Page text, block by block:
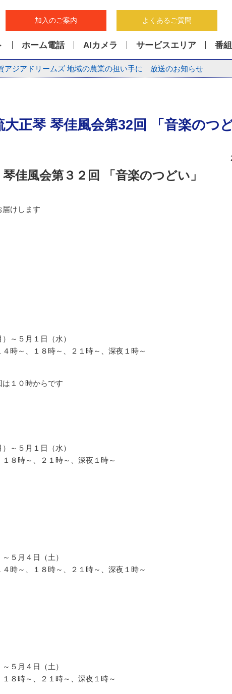
加入のご案内 よくあるご質問
ホーム電話 AIカメラ サービスエリア 番
アジアドリームズ 地域の農業の担い手に 放送のお知らせ
大正琴 琴佳風会第32回 「音楽のつど
佳風会第３２回 「音楽のつどい」
届けします
～５月１日（水）
時～、１８時～、２１時～、深夜１時～
１０時からです
～５月１日（水）
１８時～、２１時～、深夜１時～
５月４日（土）
時～、１８時～、２１時～、深夜１時～
５月４日（土）
１８時～、２１時～、深夜１時～